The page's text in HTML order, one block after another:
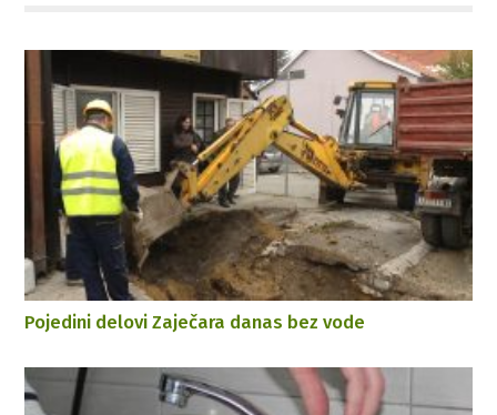
Pojedini delovi Zaječara danas bez vode